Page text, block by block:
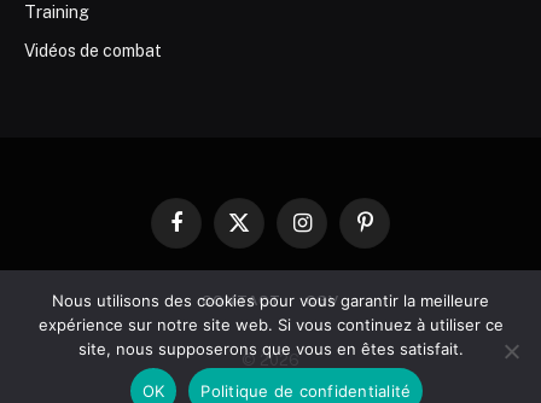
Training
Vidéos de combat
Facebook
X
InstagramPinterest
CONTACT CGV
© 2026
Nous utilisons des cookies pour vous garantir la meilleure
expérience sur notre site web. Si vous continuez à utiliser ce
site, nous supposerons que vous en êtes satisfait.
OK Politique de confidentialité